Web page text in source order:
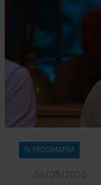
TV-PROGRAMMA